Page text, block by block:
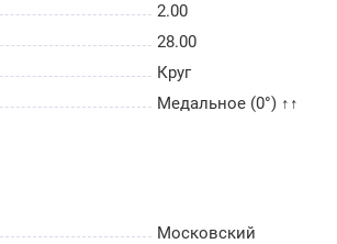
2.00
28.00
Круг
Медальное (0°) ↑↑
Московский